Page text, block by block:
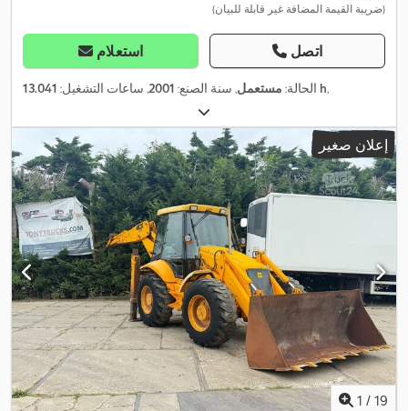
(ضريبة القيمة المضافة غير قابلة للبيان)
استعلام اتصل
الحالة: مستعمل, سنة الصنع: 2001, ساعات التشغيل: 13.041 h,
إعلان صغير
1 / 19